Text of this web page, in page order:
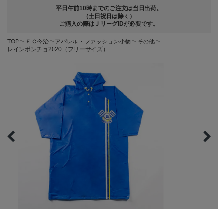
平日午前10時までのご注文は当日出荷。
（土日祝日は除く）
ご購入の際はＪリーグIDが必要です。
TOP ＦＣ今治 アパレル・ファッション小物
その他
レインポンチョ2020（フリーサイズ）